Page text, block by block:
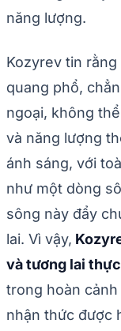
năng lượng.
Kozyrev tin
quang phổ,
ngoại, không
và năng lượng
ánh sáng, với
như một dòng
sông này đẩy
lai. Vì vậy,
và tương lai
trong hoàn
nhận thức được